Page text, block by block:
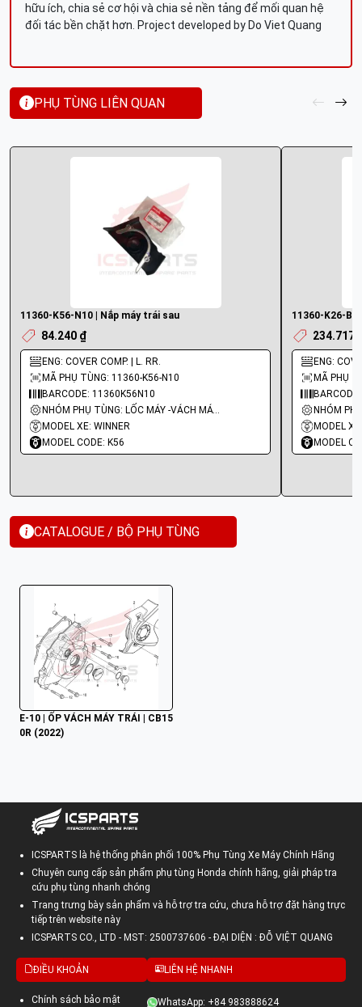
hữu ích, chia sẻ cơ hội và chia sẻ nền tảng để mối quan hệ
đối tác bền chặt hơn. Project developed by Do Viet Quang
PHỤ TÙNG LIÊN QUAN
11360-K56-N10 | Nắp máy trái sau
84.240 ₫
ENG: COVER COMP. | L. RR.
MÃ PHỤ TÙNG: 11360-K56-N10
BARCODE: 11360K56N10
NHÓM PHỤ TÙNG: LỐC MÁY -VÁCH MÁY - GIOĂNG MÁY
MODEL XE: WINNER
MODEL CODE: K56
11360-K26-
234.717
ENG:
MÃ PHỤ
MODEL
MODEL
CATALOGUE / BỘ PHỤ TÙNG
E-10 | ỐP VÁCH MÁY TRÁI | CB15
0R (2022)
ICSPARTS là hệ thống phân phối 100% Phụ Tùng Xe Máy Chính Hãng
Chuyên cung cấp sản phẩm phụ tùng Honda chính hãng, giải pháp tra
cứu phụ tùng nhanh chóng
Trang trưng bày sản phẩm và hỗ trợ tra cứu, chưa hỗ trợ đặt hàng trực
tiếp trên website này
ICSPARTS CO., LTD - MST: 2500737606 - ĐẠI DIỆN : ĐỖ VIỆT QUANG
ĐIỀU KHOẢN
Chính sách bảo mật
LIÊN HỆ NHANH
WhatsApp: +84 983888624